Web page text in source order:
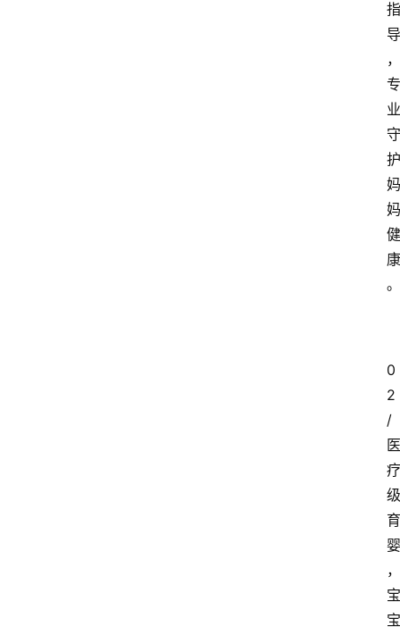
指
导
，
专
业
守
护
妈
妈
健
康
。
0
2
/
医
疗
级
育
婴
，
宝
宝